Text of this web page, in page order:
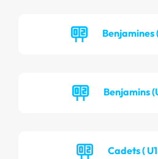
Benjamines
Benjamins
Cadets (